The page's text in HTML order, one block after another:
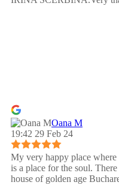
Oana M
19:42 29 Feb 24
My very happy place
is a place for the soul.
house of golden age